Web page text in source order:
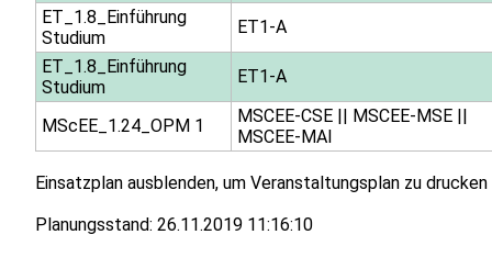
ET_1.8_Einführung
Studium
ET1-A
ET_1.8_Einführung
Studium
ET1-A
MScEE_1.24_OPM 1 MSCEE-CSE|| MSCEE-MSE||
MSCEE-MAI
Einsatzplan ausblenden, um Veranstaltungsplan zu drucken
Planungsstand: 26.11.2019 11:16:10